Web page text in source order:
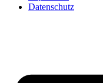
Datenschutz